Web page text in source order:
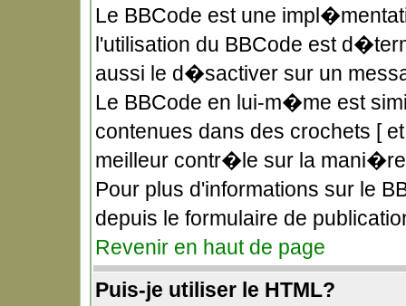
Le BBCode est une
l'utilisation du BBCode est
aussi le d�sactiver sur un
Le BBCode en lui-m�me est
contenues dans des crochets [
meilleur contr�le sur la
Pour plus d'informations sur le
depuis le formulaire de
Revenir en haut de page
Puis-je utiliser le HTML?